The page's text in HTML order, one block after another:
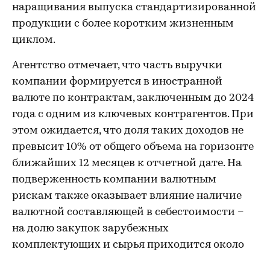
наращивания выпуска стандартизированной
продукции с более коротким жизненным
циклом.
Агентство отмечает, что часть выручки
компании формируется в иностранной
валюте по контрактам, заключенным до 2024
года с одним из ключевых контрагентов. При
этом ожидается, что доля таких доходов не
превысит 10% от общего объема на горизонте
ближайших 12 месяцев к отчетной дате. На
подверженность компании валютным
рискам также оказывает влияние наличие
валютной составляющей в себестоимости –
на долю закупок зарубежных
комплектующих и сырья приходится около